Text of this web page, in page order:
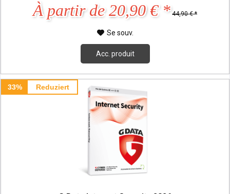
À partir de 20,90 € * 44,90 € *
Se souv.
Acc. produit
33% Reduziert